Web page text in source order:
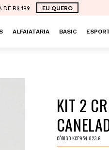
DE R$ 199 EU QUERO
ALFAIATARIA BASIC
KIT 2
CÓDIGO KCP954-023-G